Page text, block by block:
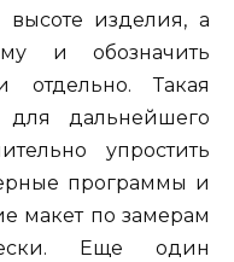
изделия, а
и обозначить
отдельно. Такая
для дальнейшего
упростить
программы и
макет по замерам
Еще один